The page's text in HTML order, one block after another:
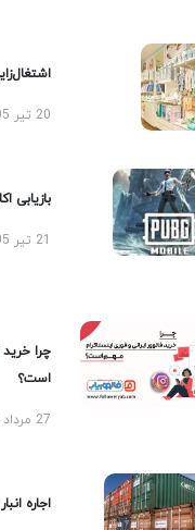
20 تیر 1405
بازیابی
چرا خرید
است؟
27 مرداد 1404
اجاره